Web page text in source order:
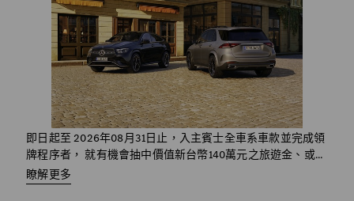
即日起至 2026年08月31日止，入主賓士全車系車款並完成領
牌程序者， 就有機會抽中價值新台幣140萬元之旅遊金、或...
瞭解更多